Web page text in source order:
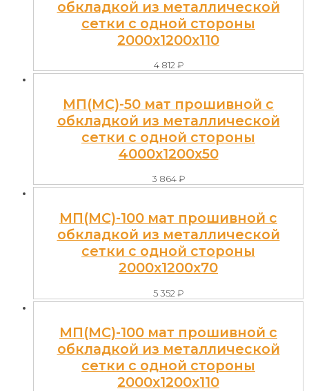
обкладкой из металлической
сетки с одной стороны
2000x1200x110
4 812 ₽
МП(МС)-50 мат прошивной с
обкладкой из металлической
сетки с одной стороны
4000x1200x50
3 864₽
МП(МС)-100 мат прошивной с
обкладкой из металлической
сетки с одной стороны
2000x1200x70
5 352 ₽
МП(МС)-100 мат прошивной с
обкладкой из металлической
сетки с одной стороны
2000x1200x110